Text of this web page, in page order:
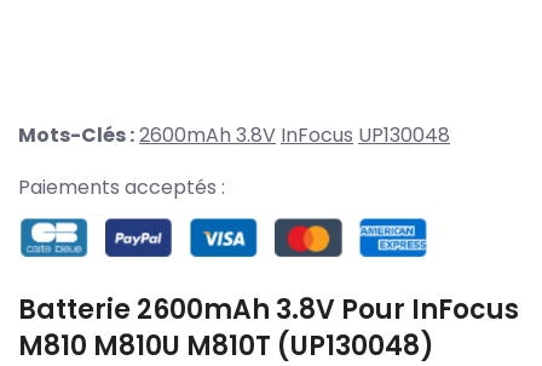
Mots-Clés :2600mAh 3.8V InFocus UP130048
Paiements acceptés :
Batterie 2600mAh 3.8V Pour InFocus
M810 M810U M810T (UP130048)